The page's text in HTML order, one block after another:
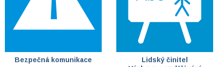
Bezpečná komunikace
Lidský činitel